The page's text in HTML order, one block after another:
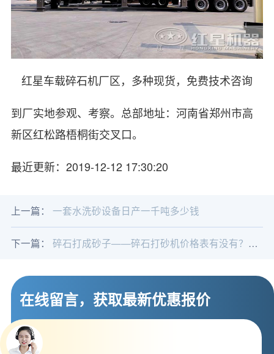
红星车载碎石机厂区，多种现货，免费技术咨询
到厂实地参观、考察。总部地址：河南省郑州市高
新区红松路梧桐街交叉口。
最近更新：2019-12-12 17:30:20
上一篇： 一套水洗砂设备日产一千吨多少钱
下一篇： 碎石打成砂子——碎石打砂机价格表有没有？这里厂家直销询价更便宜
在线留言，获取最新优惠报价